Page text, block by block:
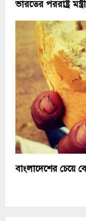
ভারতের পররাষ্ট্র মন্ত্রী
বাংলাদেশের চেয়ে